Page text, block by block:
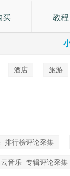
买 教程
酒店 旅游
排行榜评论采集
音乐_专辑评论采集